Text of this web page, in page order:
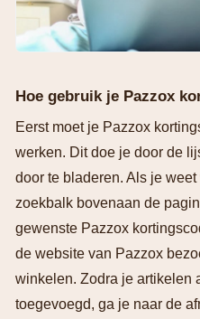
Hoe gebruik je Pazzox
Eerst moet je Pazzox
werken. Dit doe je door de
door te bladeren. Als je
zoekbalk bovenaan de
gewenste Pazzox
de website van Pazzox
winkelen. Zodra je artikelen
toegevoegd, ga je naar de